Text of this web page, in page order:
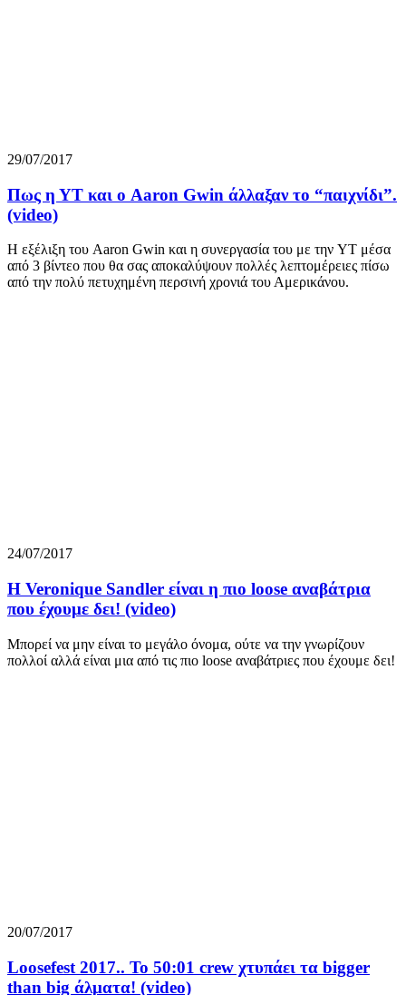
29/07/2017
Πως η ΥT και ο Aaron Gwin άλλαξαν το “παιχνίδι”.
(video)
H εξέλιξη του Aaron Gwin και η συνεργασία του με την YT μέσα
από 3 βίντεο που θα σας αποκαλύψουν πολλές λεπτομέρειες πίσω
από την πολύ πετυχημένη περσινή χρονιά του Αμερικάνου.
24/07/2017
H Veronique Sandler είναι η πιο loose αναβάτρια
που έχουμε δει! (video)
Μπορεί να μην είναι το μεγάλο όνομα, ούτε να την γνωρίζουν
πολλοί αλλά είναι μια από τις πιο loose αναβάτριες που έχουμε δει!
20/07/2017
Loosefest 2017.. Το 50:01 crew χτυπάει τα bigger
than big άλματα! (video)